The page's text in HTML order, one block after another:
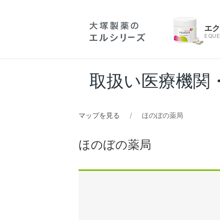
エ
取扱い医療機関
マップを見る ほのぼの薬局
ほのぼの薬局